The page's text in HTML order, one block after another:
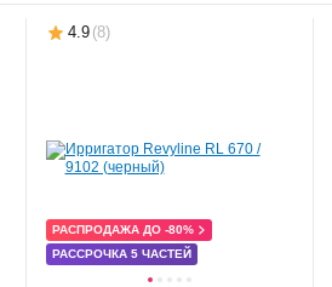
4.9 (8)
РАССРОЧКА 5 ЧАСТЕЙ
РАСПРОДАЖА ДО -80%